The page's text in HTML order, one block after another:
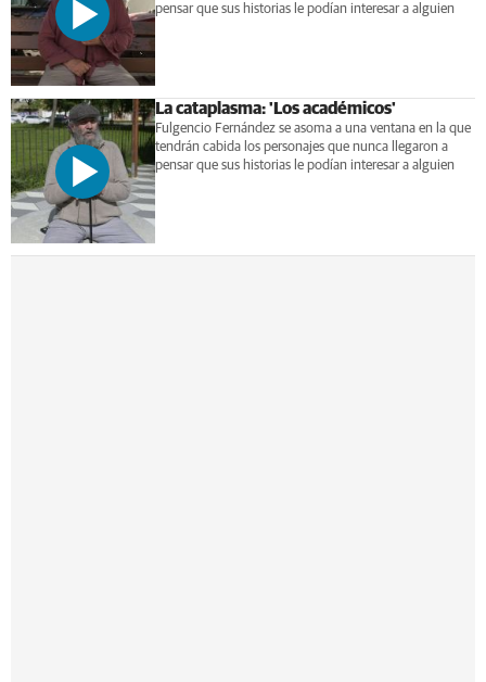
pensar que sus historias le podían interesar a alguien
La cataplasma: 'Los académicos'
Fulgencio Fernández se asoma a una ventana en la que
tendrán cabida los personajes que nunca llegaron a
pensar que sus historias le podían interesar a alguien